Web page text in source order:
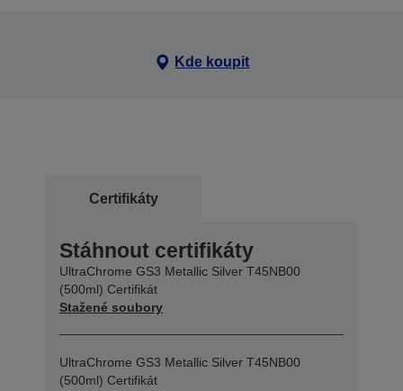
Kde koupit
Certifikáty
Stáhnout certifikáty
UltraChrome GS3 Metallic Silver T45NB00
(500ml) Certifikát
Stažené soubory
UltraChrome GS3 Metallic Silver T45NB00
(500ml) Certifikát